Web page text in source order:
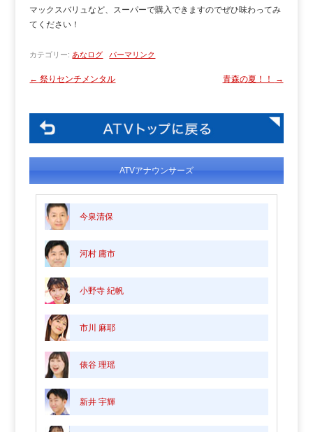
マックスバリュなど、スーパーで購入できますのでぜひ味わってみ
てください！
カテゴリー: あなログ パーマリンク
← 祭りセンチメンタル 青森の夏！！ →
ATVアナウンサーズ
今泉清保
河村 庸市
小野寺 紀帆
市川 麻耶
俵谷 理瑶
新井 宇輝